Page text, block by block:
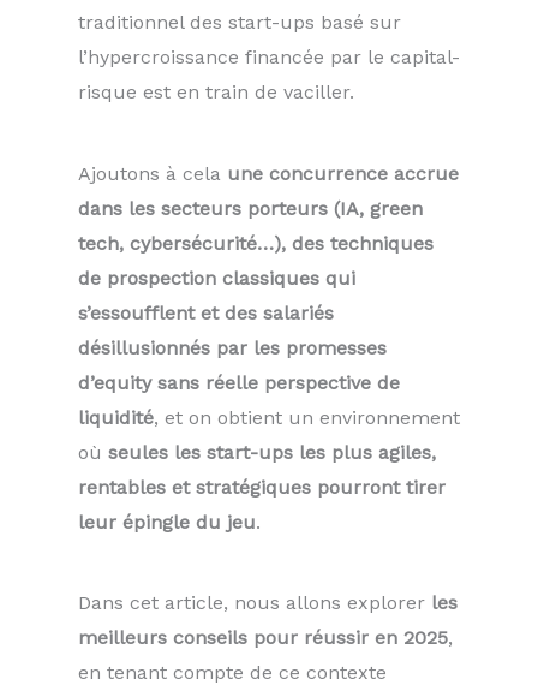
traditionnel des start-ups basé sur
l’hypercroissance financée par le capital-
risque est en train de vaciller.
Ajoutons à cela une concurrence accrue
dans les secteurs porteurs (IA, green
tech, cybersécurité…), des techniques
de prospection classiques qui
s’essoufflent et des salariés
désillusionnés par les promesses
d’equity sans réelle perspective de
liquidité, et on obtient un environnement
où seules les start-ups les plus agiles,
rentables et stratégiques pourront tirer
leur épingle du jeu.
Dans cet article, nous allons explorer les
meilleurs conseils pour réussir en 2025,
en tenant compte de ce contexte